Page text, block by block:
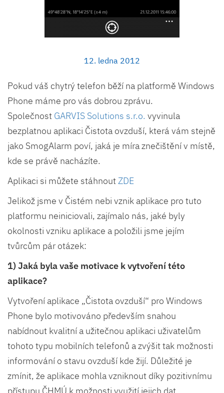
12. ledna 2012
Pokud váš chytrý telefon běží na platformě Windows
Phone máme pro vás dobrou zprávu.
Společnost GARVIS Solutions s.r.o. vyvinula
bezplatnou aplikaci Čistota ovzduší, která vám stejně
jako SmogAlarm poví, jaká je míra znečištění v místě,
kde se právě nacházíte.
Aplikaci si můžete stáhnoutZDE
Jelikož jsme v Čistém nebi vznik aplikace pro tuto
platformu neiniciovali, zajímalo nás, jaké byly
okolnosti vzniku aplikace a položili jsme jejím
tvůrcům pár otázek:
1) Jaká byla vaše motivace k vytvoření této
aplikace?
Vytvoření aplikace „Čistota ovzduší“ pro Windows
Phone bylo motivováno především snahou
nabídnout kvalitní a užitečnou aplikaci uživatelům
tohoto typu mobilních telefonů a zvýšit tak možnosti
informování o stavu ovzduší kde žijí. Důležité je
zmínit, že aplikace mohla vzniknout díky pozitivnímu